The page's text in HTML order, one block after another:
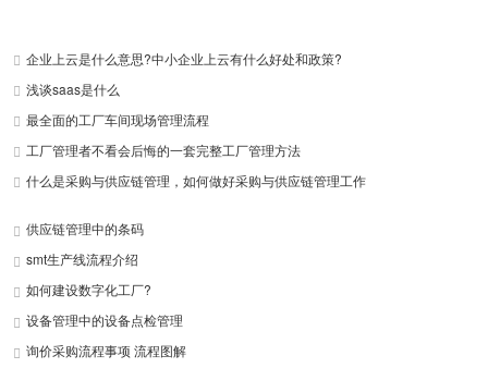
企业上云是什么意思?中小企业上云有什么好处和政策?
浅谈saas是什么
最全面的工厂车间现场管理流程
工厂管理者不看会后悔的一套完整工厂管理方法
什么是采购与供应链管理，如何做好采购与供应链管理工作
供应链管理中的条码
smt生产线流程介绍
如何建设数字化工厂?
设备管理中的设备点检管理
询价采购流程事项 流程图解